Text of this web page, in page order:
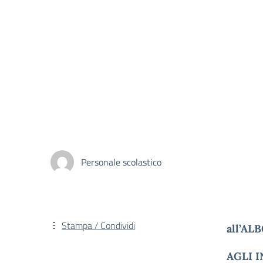
Personale scolastico
AGLI
Stampa / Condividi